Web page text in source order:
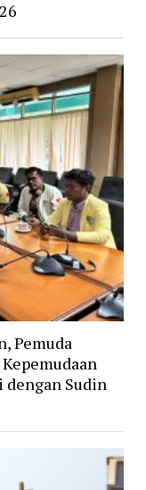
Pemuda
Sudin